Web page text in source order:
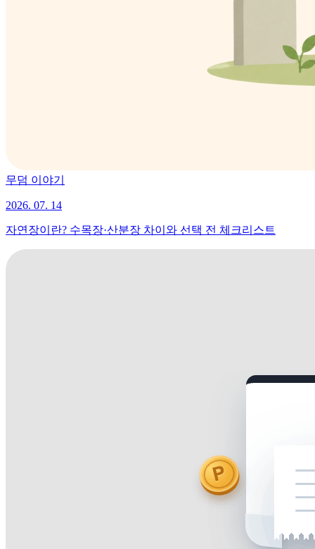
무덤 이야기
2026. 07. 14
자연장이란? 수목장·산분장 차이와 선택 전 체크리스트